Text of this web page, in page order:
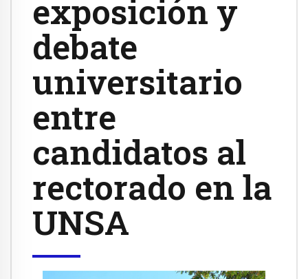
exposición y
debate
universitario
entre
candidatos al
rectorado en la
UNSA